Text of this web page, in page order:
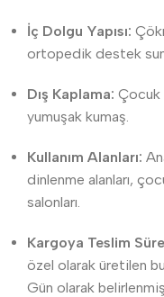
İç Dolgu Yapısı:
ortopedik destek
Dış Kaplama: Çocuk
yumuşak kumaş.
Kullanım Alanları:
dinlenme alanları,
salonları.
Kargoya Teslim
özel olarak üretilen
Gün olarak